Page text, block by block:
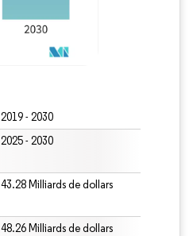
2019 - 2030
2025 - 2030
43.28 Milliards de dollars
48.26 Milliards de dollars